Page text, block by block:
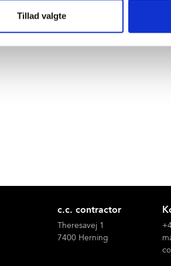
Tillad valgte
c.c. contractor
Theresavej 1
7400 Herning